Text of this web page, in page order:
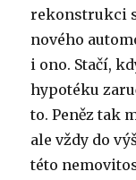
rekonstrukci
nového
i ono. Stačí,
hypotéku
to. Peněz tak
ale vždy do
této